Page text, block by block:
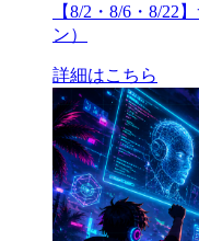
【8/2・8/6・8/22
ン）
詳細はこちら